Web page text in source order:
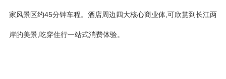
家风景区约45分钟车程。酒店周边四大核心商业体,可欣赏到长江两
岸的美景,吃穿住行一站式消费体验。